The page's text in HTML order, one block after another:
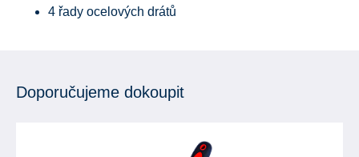
4 řady ocelových drátů
Doporučujeme dokoupit